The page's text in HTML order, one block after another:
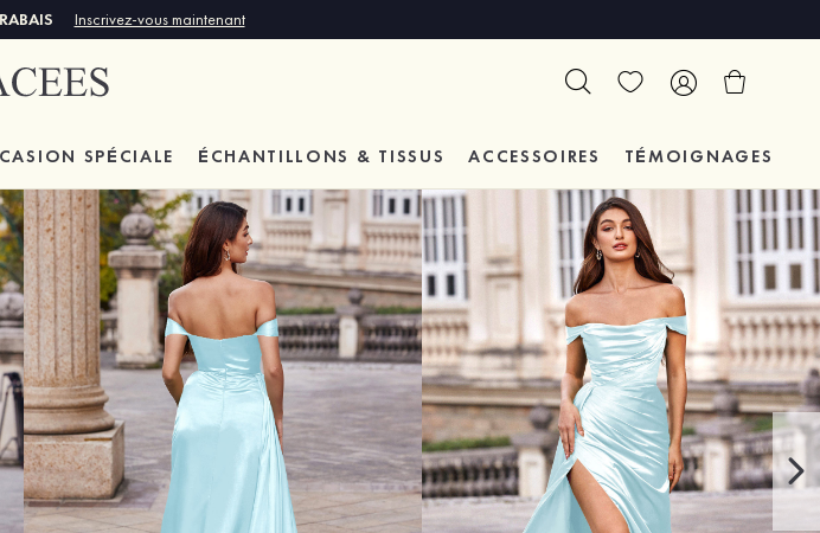
Inscrivez-vous maintenant
SPÉCIALE ÉCHANTILLONS & TISSUS ACCESSOIRES TÉMOIGNAGES